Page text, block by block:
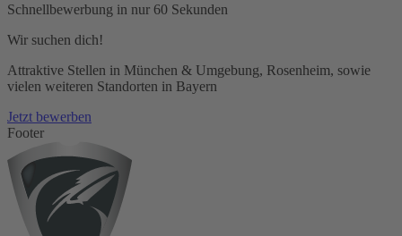
Schnellbewerbung in nur 60 Sekunden
Wir suchen dich!
Attraktive Stellen in München & Umgebung, Rosenheim, sowie
vielen weiteren Standorten in Bayern
Jetzt bewerben
Footer